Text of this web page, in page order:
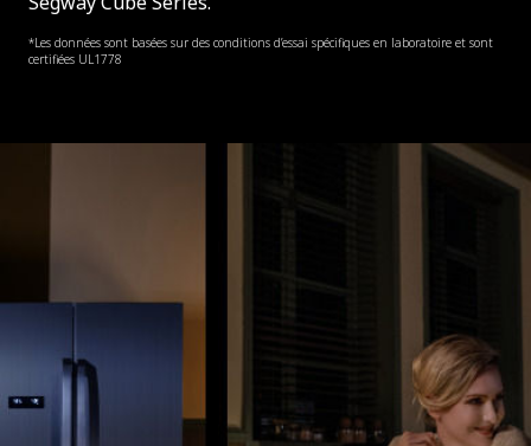
*Les données sont basées sur des conditions d’essai spécifiques en laboratoire et sont
certifiées UL1778